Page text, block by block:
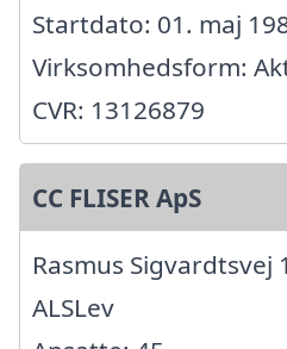
Startdato: 01. maj
Virksomhedsform:
CVR: 13126879
CC FLISER ApS
Rasmus Sigvardtsvej
ALSLev